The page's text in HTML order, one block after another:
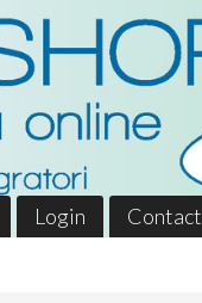
Login Contact